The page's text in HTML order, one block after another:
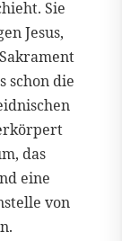
Sie
Jesus,
schon die
das
eine
von